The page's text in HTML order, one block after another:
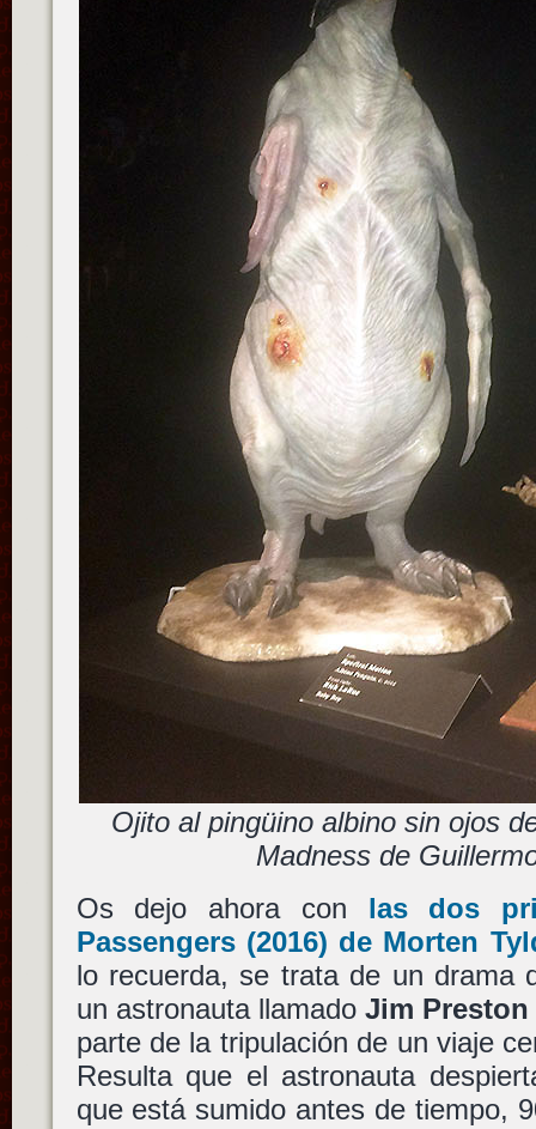
Ojito al pingüino albino sin ojos
Madness de
Os dejo ahora con las dos
Passengers(2016) de Morten
lo recuerda, se trata de un drama
un astronauta llamado Jim Preston
parte de la tripulación de un viaje
Resulta que el astronauta
que está sumido antes de tiempo,